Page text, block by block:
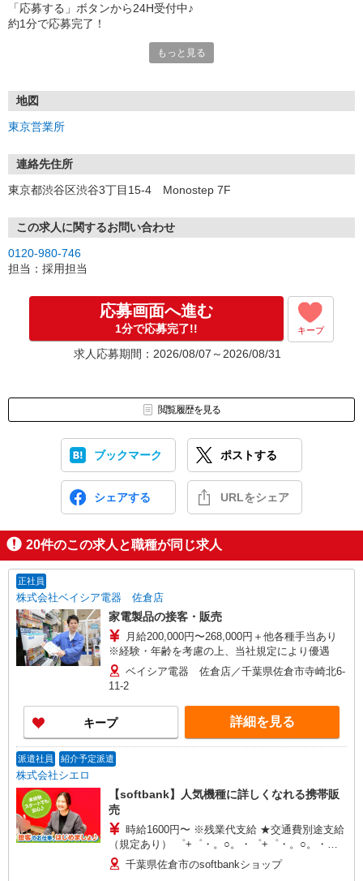
「応募する」ボタンから24H受付中♪
約1分で応募完了！
①応募から3営業日を目安に、メールorお電話でご連絡します。
★スマホでWEB面接（LINEなど）・出張面接・事務所面接と選べま
す
③面接実施（履歴書不要）
※ご希望があれば、職場見学の調整もOKです！
お気軽にご応募ください♪
もっと見る
地図
東京営業所
連絡先住所
東京都渋谷区渋谷3丁目15-4 Monostep 7F
この求人に関するお問い合わせ
0120-980-746
担当：採用担当
応募画面へ進む
1分で応募完了!! キープ
求人応募期間：2026/08/07～2026/08/31
閲覧履歴を見る
ブックマーク ポストする
シェアする URLをシェア
20件のこの求人と職種が同じ求人
正社員
株式会社ベイシア電器 佐倉店
家電製品の接客・販売
月給200,000円〜268,000円＋他各種手当あり
※経験・年齢を考慮の上、当社規定により優遇
ベイシア電器 佐倉店／千葉県佐倉市寺崎北6-
11-2
キープ 詳細を見る
派遣社員 紹介予定派遣
株式会社シエロ
【softbank】人気機種に詳しくなれる携帯販
売
時給1600円〜 ※残業代支給 ★交通費別途支給
（規定あり） ゜+゜・。○。・゜+゜・。○。・゜
+゜ 入社祝い金10万円支給(規定有) お友達を紹介
頂くと, インセンティブ支給(規定有) ★月2回払
千葉県佐倉市のsoftbankショップ